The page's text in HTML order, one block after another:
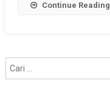
Continue Reading